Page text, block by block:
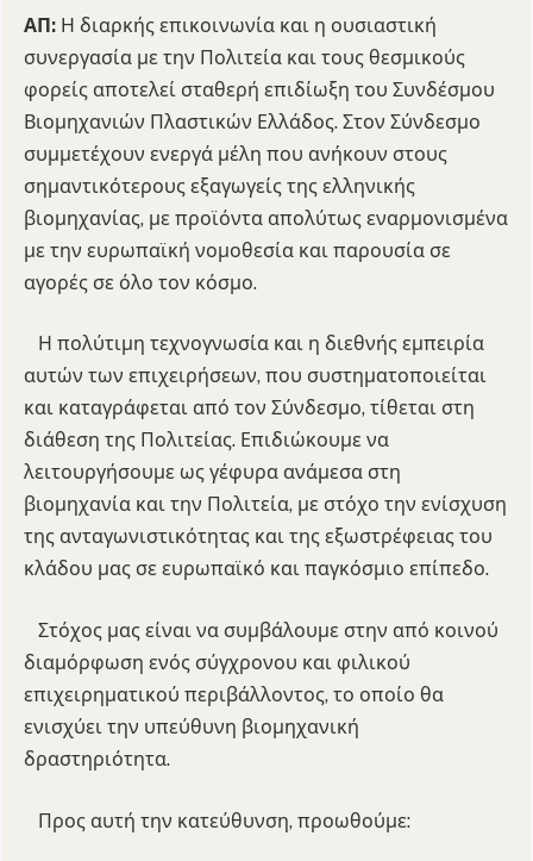
ΑΠ: Η διαρκής επικοινωνία και η ουσιαστική
συνεργασία με την Πολιτεία και τους θεσμικούς
φορείς αποτελεί σταθερή επιδίωξη του Συνδέσμου
Βιομηχανιών Πλαστικών Ελλάδος. Στον Σύνδεσμο
συμμετέχουν ενεργά μέλη που ανήκουν στους
σημαντικότερους εξαγωγείς της ελληνικής
βιομηχανίας, με προϊόντα απολύτως εναρμονισμένα
με την ευρωπαϊκή νομοθεσία και παρουσία σε
αγορές σε όλο τον κόσμο.
Η πολύτιμη τεχνογνωσία και η διεθνής εμπειρία
αυτών των επιχειρήσεων, που συστηματοποιείται
και καταγράφεται από τον Σύνδεσμο, τίθεται στη
διάθεση της Πολιτείας. Επιδιώκουμε να
λειτουργήσουμε ως γέφυρα ανάμεσα στη
βιομηχανία και την Πολιτεία, με στόχο την ενίσχυση
της ανταγωνιστικότητας και της εξωστρέφειας του
κλάδου μας σε ευρωπαϊκό και παγκόσμιο επίπεδο.
Στόχος μας είναι να συμβάλουμε στην από κοινού
διαμόρφωση ενός σύγχρονου και φιλικού
επιχειρηματικού περιβάλλοντος, το οποίο θα
ενισχύει την υπεύθυνη βιομηχανική
δραστηριότητα.
Προς αυτή την κατεύθυνση, προωθούμε: